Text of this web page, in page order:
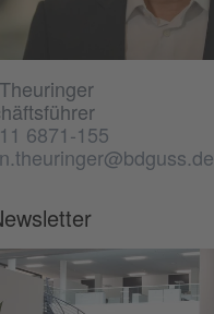
6871-155